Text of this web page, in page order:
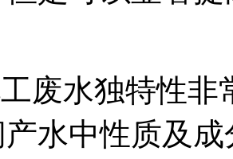
废水独特性
水中性质及